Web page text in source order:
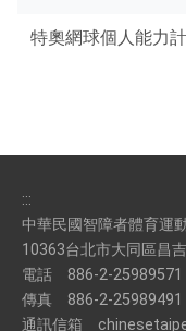
特奧網球個人能力
:::
中華民國智障者體育運
10363台北市大同區昌
電話
886-2-25989571
傳真
886-2-25989491
通訊信箱